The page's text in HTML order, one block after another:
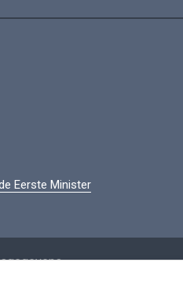
Eerste Minister